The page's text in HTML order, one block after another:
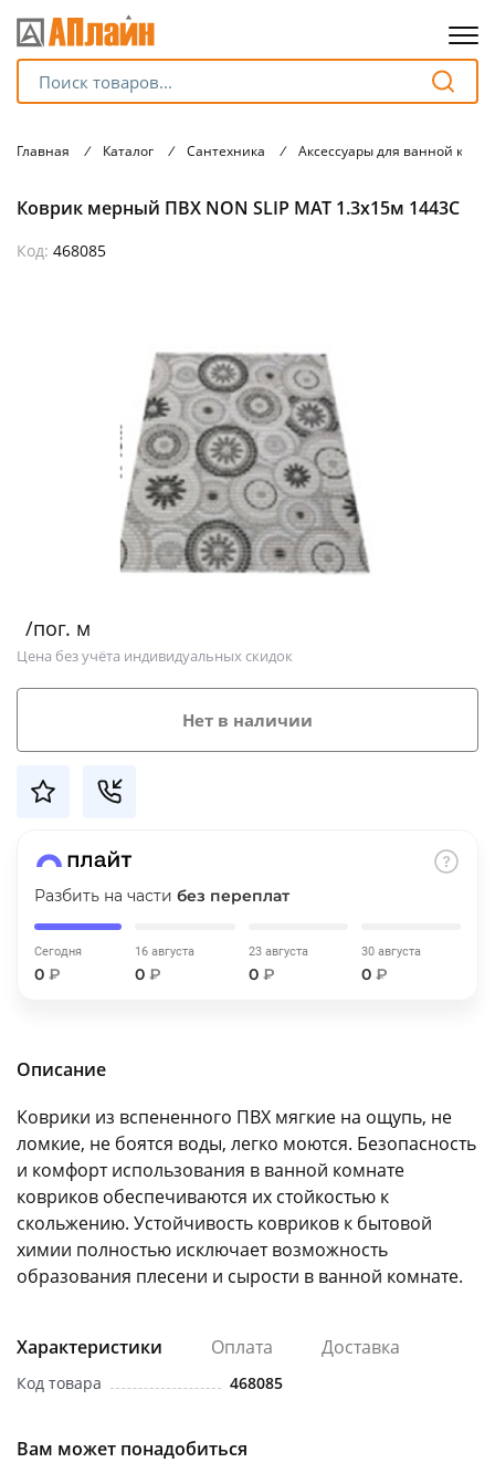
Главная / Каталог / Сантехника / Аксессуары для ванной
Коврик мерный ПВХ NON SLIP MAT 1.3х15м 1443C
Код: 468085
/пог. м
Цена без учёта индивидуальных скидок
Нет в наличии
Разбить на части без переплат
Сегодня
0 ₽
16 августа
0₽
23 августа
0 ₽
30 августа
0 ₽
Описание
Коврики из вспененного ПВХ мягкие на ощупь, не
ломкие, не боятся воды, легко моются. Безопасность
и комфорт использования в ванной комнате
ковриков обеспечиваются их стойкостью к
скольжению. Устойчивость ковриков к бытовой
химии полностью исключает возможность
образования плесени и сырости в ванной комнате.
Характеристики Оплата Доставка
Код товара 468085
Вам может понадобиться
оплатуна части
без переплат
Добавляйте товары
в корзину
Оплачивайте сегодня только
25% картой любого банка
Получайте товар
выбранный способом
списываться
Подробнее
25
недели
Остались вопросы?
8 800 302-02-51
plait.ru